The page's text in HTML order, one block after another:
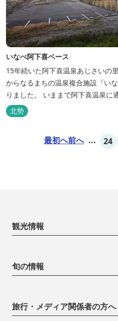
いなべ阿下喜ベース
15年続いた阿下喜温泉あじさいの
からなるまちの温泉複合施設『い
りました。 いままで阿下喜温泉に通っていた地元の方も、市外から
いなべ市に遊びに来られる方も楽
気だった温泉はそのままに、サウ
泊、地元のお野菜が楽しめる飲食施設が加
喜ベース」は、『自...
北勢
最初へ前へ ... 24
観光情報
旬の情報
旅行・メディア関係者の方へ